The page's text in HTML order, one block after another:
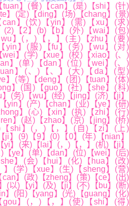
】(餐)【can】(是)【shi】(针)
】(定)【ding】(场)【chang】(景)
can】(饮)【yin】(需)【xu】(求)
(2)【2】(b)【b】(外)【wai】(包)
】(，)【，】(主)【zhu】(要)
yin】(服)【fu】(务)【wu】(对)
wei】(学)【xue】(校)【xiao】(、)
】(单)【dan】(位)【wei】(、)
】(、)【、】(大)【da】(型)
】(等)【deng】(团)【tuan】(体)
】(国)【guo】(社)【she】(科)
(务)【wu】(经)【jing】(济)【ji】
yin】(产)【chan】(业)【ye】(研)
】(心)【xin】(执)【zhi】(行)
】(赵)【zhao】(京)【jing】(桥)
【shi】(，)【，】(自)【zi】(上)
ji】(9)【9】(0)【0】(年)【nian】
】(来)【lai】(，)【，】(机)【ji】
【ye】(单)【dan】(位)【wei】(后)
】(会)【hui】(化)【hua】(改)
】(学)【xue】(生)【sheng】(营)
can】(政)【zheng】(策)【ce】(出)
(以)【yi】(及)【ji】(不)【bu】(断)
】(阳)【yang】(光)【guang】(化)
gou】(，)【，】(使)【shi】(得)